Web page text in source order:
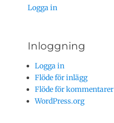
Logga in
Inloggning
Logga in
Flöde för inlägg
Flöde för kommentarer
WordPress.org